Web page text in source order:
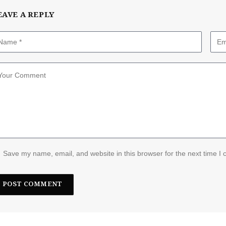
A REPLY
Save my name, email, and website in this browser for the next time I